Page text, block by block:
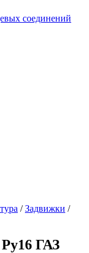
соединений
/Задвижки /
ГАЗ